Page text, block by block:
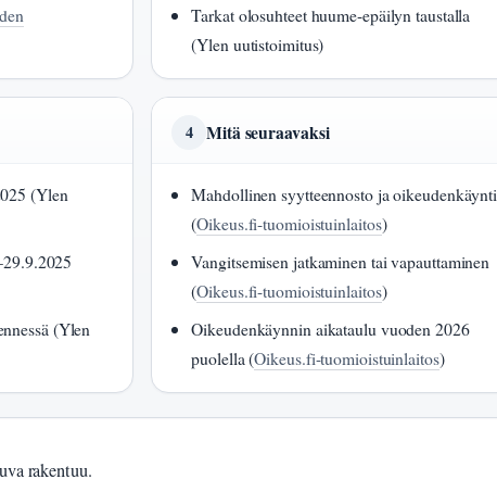
Tarkat olosuhteet huume-epäilyn taustalla
(Ylen uutistoimitus)
(Ylen
(Ylen
4 Mitä seuraavaksi
Mahdollinen syytteennosto ja oikeudenkäynti
(Oikeus.fi-tuomioistuinlaitos)
Vangitsemisen jatkaminen tai vapauttaminen
(Oikeus.fi-tuomioistuinlaitos)
Oikeudenkäynnin aikataulu vuoden 2026
puolella (Oikeus.fi-tuomioistuinlaitos)
rakentuu.